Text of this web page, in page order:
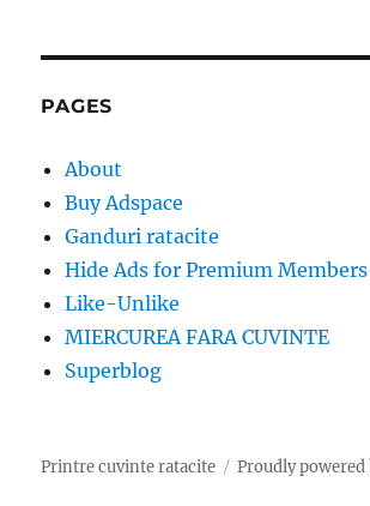
PAGES
About
Buy Adspace
Ganduri ratacite
Hide Ads for Premium Members
Like-Unlike
MIERCUREA FARA CUVINTE
Superblog
Printre cuvinte ratacite Proudly powered